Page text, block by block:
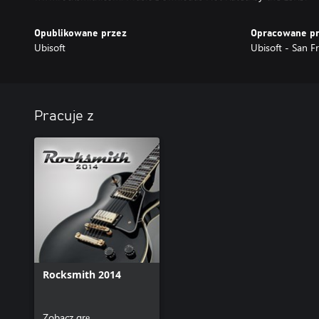
Opublikowane przez
Ubisoft
Opracowane
Ubisoft - San
Pracuje z
Rocksmith 2014